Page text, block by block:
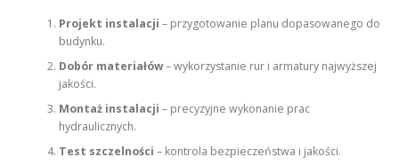
Projekt instalacji – przygotowanie planu dopasowanego do
budynku.
Dobór materiałów– wykorzystanie rur i armatury najwyższej
jakości.
Montaż instalacji – precyzyjne wykonanie prac
hydraulicznych.
Test szczelności – kontrola bezpieczeństwa i jakości.